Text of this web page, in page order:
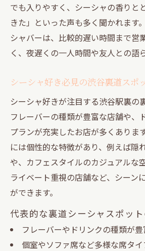
でも入りやすく、シーシャの香りと
きた」といった声も多く聞かれます
シャバーは、比較的遅い時間まで営
く、夜遅くの一人時間や友人との語
シーシャ好き必見の渋谷裏道スポ
シーシャ好きが注目する渋谷駅裏の
フレーバーの種類が豊富な店舗や、
プランが充実したお店が多くありま
には個性的な特徴があり、例えば隠
や、カフェスタイルのカジュアルな
ライベート重視の店舗など、シーン
ができます。
代表的な裏道シーシャスポッ
フレーバーやドリンクの種類が豊
個室やソファ席など多様な席タ